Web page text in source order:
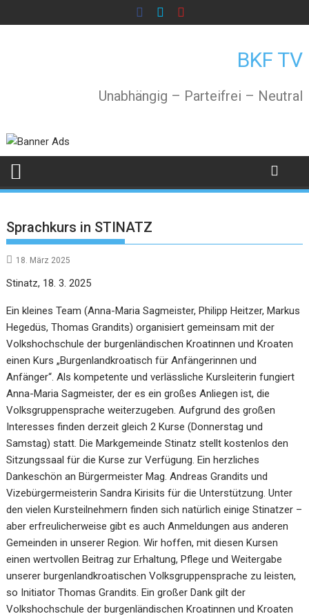
to
BKF TV
Unabhängig – Parteifrei – Neutral
Sprachkurs in STINATZ
18. März 2025
Stinatz, 18. 3. 2025
Ein kleines Team (Anna-Maria Sagmeister, Philipp Heitzer, Markus
Hegedüs, Thomas Grandits) organisiert gemeinsam mit der
Volkshochschule der burgenländischen Kroatinnen und Kroaten
einen Kurs „Burgenlandkroatisch für Anfängerinnen und
Anfänger“. Als kompetente und verlässliche Kursleiterin fungiert
Anna-Maria Sagmeister, der es ein großes Anliegen ist, die
Volksgruppensprache weiterzugeben. Aufgrund des großen
Interesses finden derzeit gleich 2 Kurse (Donnerstag und
Samstag) statt. Die Markgemeinde Stinatz stellt kostenlos den
Sitzungssaal für die Kurse zur Verfügung. Ein herzliches
Dankeschön an Bürgermeister Mag. Andreas Grandits und
Vizebürgermeisterin Sandra Kirisits für die Unterstützung. Unter
den vielen Kursteilnehmern finden sich natürlich einige Stinatzer –
aber erfreulicherweise gibt es auch Anmeldungen aus anderen
Gemeinden in unserer Region. Wir hoffen, mit diesen Kursen
einen wertvollen Beitrag zur Erhaltung, Pflege und Weitergabe
unserer burgenlandkroatischen Volksgruppensprache zu leisten,
so Initiator Thomas Grandits. Ein großer Dank gilt der
Volkshochschule der burgenländischen Kroatinnen und Kroaten